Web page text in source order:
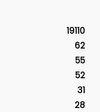
19110
62
55
52
31
28